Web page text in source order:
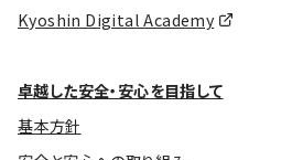
Kyoshin Digital Academy
卓越した安全・安心を目指して
基本方針